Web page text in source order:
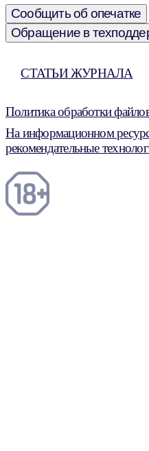
Сообщить об опечатке
Обращение в
СТАТЬИ ЖУРНАЛА
Политика обработки
На информационном
рекомендательные